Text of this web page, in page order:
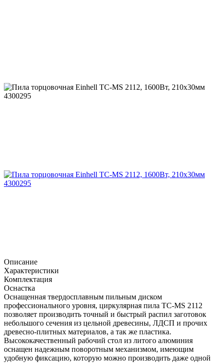
Описание
Характеристики
Комплектация
Оснастка
Оснащенная твердосплавным пильным диском
профессионального уровня, циркулярная пила TC-MS 2112
позволяет производить точный и быстрый распил заготовок
небольшого сечения из цельной древесины, ЛДСП и прочих
древесно-плитных материалов, а так же пластика.
Высококачественный рабочий стол из литого алюминия
оснащен надежным поворотным механизмом, имеющим
удобную фиксацию, которую можно производить даже одной